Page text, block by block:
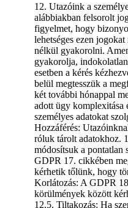
12. Utazóink a
alábbiakban felsorolt
figyelmet, hogy
lehetséges ezen
nélkül gyakorolni.
gyakorolja,
esetben a kérés
belül megtesszük a
két további hónappal
adott ügy komplexitása
személyes adatokat
Hozzáférés:
róluk tárolt adatokhoz.
módosítsuk a pontatlan
GDPR 17. cikkében
kérhetik tőlünk, hogy
Korlátozás: A GDPR
körülmények között
12.5. Tiltakozás: Ha